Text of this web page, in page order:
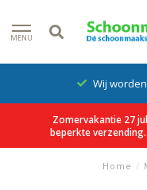
MENU
Wij
Zomervakantie 27
beperkte
Home /